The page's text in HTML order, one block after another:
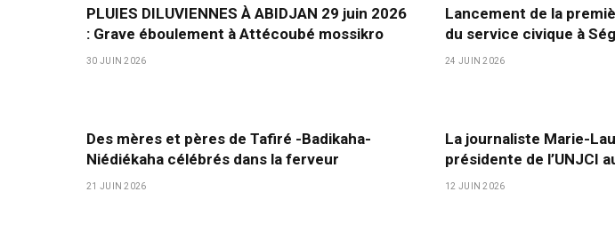
PLUIES DILUVIENNES À ABIDJAN 29 juin 2026
: Grave éboulement à Attécoubé mossikro
30 JUIN 2026
Lancement de la
du service civique à
24 JUIN 2026
Des mères et pères de Tafiré -Badikaha-
Niédiékaha célébrés dans la ferveur
21 JUIN 2026
La journaliste Marie-
présidente de l’UNJCI
12 JUIN 2026